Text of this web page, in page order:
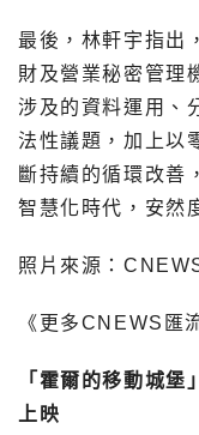
最後，林軒宇指出
財及營業秘密管理
涉及的資料運用、
法性議題，加上以
斷持續的循環改善
智慧化時代，安然
照片來源：
《更多CNEWS匯
「霍爾的移動城
上映